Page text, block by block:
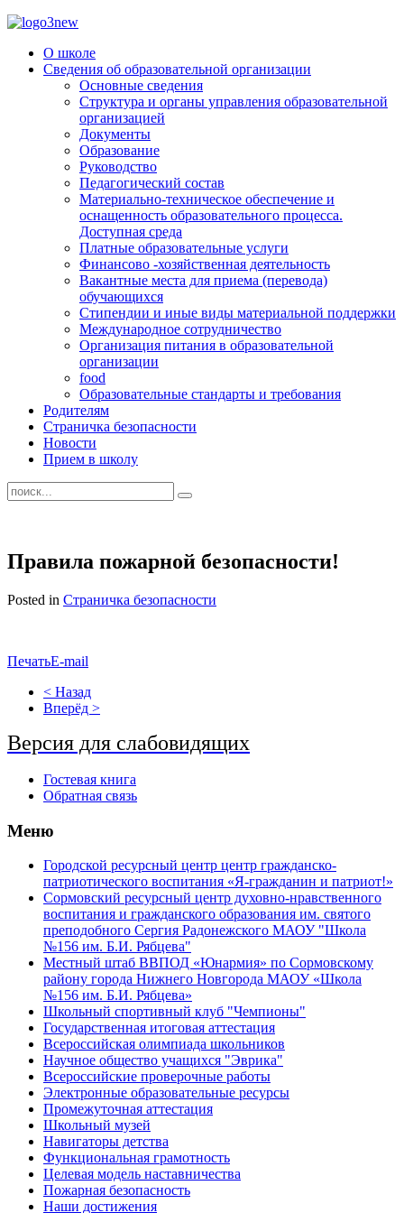
О школе
Сведения об образовательной организации
Основные сведения
Структура и органы управления образовательной
организацией
Документы
Образование
Руководство
Педагогический состав
Материально-техническое обеспечение и
оснащенность образовательного процесса.
Доступная среда
Платные образовательные услуги
Финансово -хозяйственная деятельность
Вакантные места для приема (перевода)
обучающихся
Стипендии и иные виды материальной поддержки
Международное сотрудничество
Организация питания в образовательной
организации
food
Образовательные стандарты и требования
Родителям
Страничка безопасности
Новости
Прием в школу
Правила пожарной безопасности!
Posted in Страничка безопасности
ПечатьE-mail
< Назад
Вперёд >
Версия для слабовидящих
Гостевая книга
Обратная связь
Меню
Городской ресурсный центр центр гражданско-
патриотического воспитания «Я-гражданин и патриот!»
Сормовский ресурсный центр духовно-нравственного
воспитания и гражданского образования им. святого
преподобного Сергия Радонежского МАОУ "Школа
№156 им. Б.И. Рябцева"
Местный штаб ВВПОД «Юнармия» по Сормовскому
району города Нижнего Новгорода МАОУ «Школа
№156 им. Б.И. Рябцева»
Школьный спортивный клуб "Чемпионы"
Государственная итоговая аттестация
Всероссийская олимпиада школьников
Научное общество учащихся "Эврика"
Всероссийские проверочные работы
Электронные образовательные ресурсы
Промежуточная аттестация
Школьный музей
Навигаторы детства
Функциональная грамотность
Целевая модель наставничества
Пожарная безопасность
Наши достижения